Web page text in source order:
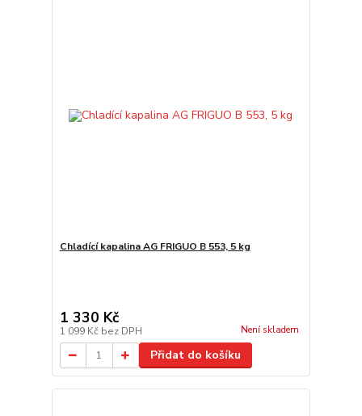
Chladící kapalina AG FRIGUO B 553, 5 kg
1 330 Kč
1 099 Kč bez DPH Není skladem
Přidat do košíku